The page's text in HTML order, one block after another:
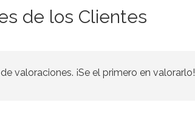
de los Clientes
valoraciones. ¡Se el primero en valorarlo!